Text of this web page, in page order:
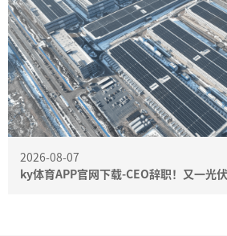
2026-08-07
ky体育APP官网下载-CEO辞职！又一光